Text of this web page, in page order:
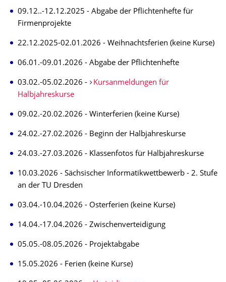
09.12..-12.12.2025 - Abgabe der Pflichtenhefte für
Firmenprojekte
22.12.2025-02.01.2026 - Weihnachtsferien (keine Kurse)
06.01.-09.01.2026 - Abgabe der Pflichtenhefte
03.02.-05.02.2026 -
Kursanmeldungen für
Halbjahreskurse
09.02.-20.02.2026 - Winterferien (keine Kurse)
24.02.-27.02.2026 - Beginn der Halbjahreskurse
24.03.-27.03.2026 - Klassenfotos für Halbjahreskurse
10.03.2026 - Sächsischer Informatikwettbewerb - 2. Stufe
an der TU Dresden
03.04.-10.04.2026 - Osterferien (keine Kurse)
14.04.-17.04.2026 - Zwischenverteidigung
05.05.-08.05.2026 - Projektabgabe
15.05.2026 - Ferien (keine Kurse)